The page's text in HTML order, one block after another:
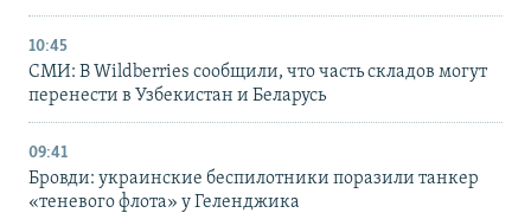
10:45
СМИ: В Wildberries сообщили, что часть складов могут
перенести в Узбекистан и Беларусь
09:41
Бровди: украинские беспилотники поразили танкер
«теневого флота» у Геленджика